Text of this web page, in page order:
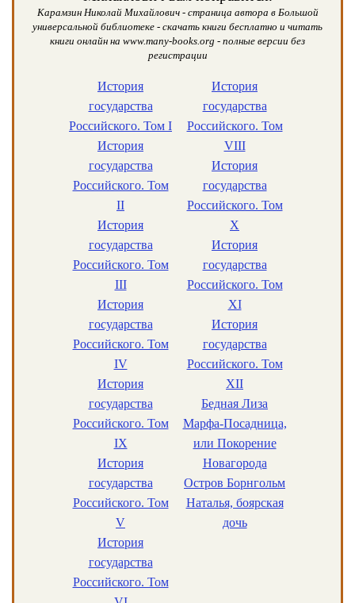
Карамзин Николай Михайлович - страница автора в Большой
универсальной библиотеке - скачать книги бесплатно и читать
книги онлайн на www.many-books.org - полные версии без
регистрации
История
государства
Российского. Том I
История
государства
Российского. Том
II
История
государства
Российского. Том
III
История
государства
Российского. Том
IV
История
государства
Российского. Том
IX
История
государства
Российского. Том
V
История
государства
Российского. Том
История
государства
Российского. Том
VIII
История
государства
Российского. Том
X
История
государства
Российского. Том
XI
История
государства
Российского. Том
XII
Бедная Лиза
Марфа-Посадница,
или Покорение
Новагорода
Остров Борнгольм
Наталья, боярская
дочь